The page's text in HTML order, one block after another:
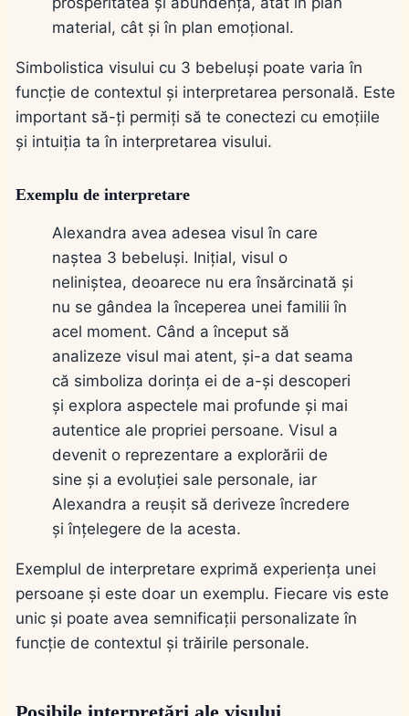
material, cât și în plan emoțional.
Simbolistica visului cu 3 bebeluși poate varia în
funcție de contextul și interpretarea personală. Este
important să-ți permiți să te conectezi cu emoțiile
și intuiția ta în interpretarea visului.
Exemplu de interpretare
Alexandra avea adesea visul în care
naștea 3 bebeluși. Inițial, visul o
neliniștea, deoarece nu era însărcinată și
nu se gândea la începerea unei familii în
acel moment. Când a început să
analizeze visul mai atent, și-a dat seama
că simboliza dorința ei de a-și descoperi
și explora aspectele mai profunde și mai
autentice ale propriei persoane. Visul a
devenit o reprezentare a explorării de
sine și a evoluției sale personale, iar
Alexandra a reușit să deriveze încredere
și înțelegere de la acesta.
Exemplul de interpretare exprimă experiența unei
persoane și este doar un exemplu. Fiecare vis este
unic și poate avea semnificații personalizate în
funcție de contextul și trăirile personale.